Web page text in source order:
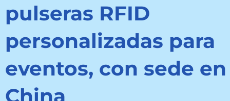
pulseras RFID
personalizadas para
eventos, con sede en
China